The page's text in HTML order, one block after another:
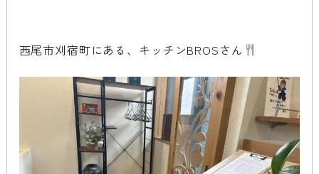
西尾市刈宿町にある、キッチンBROSさん